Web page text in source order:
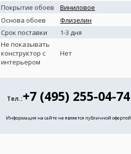
Покрытие обоев
Виниловое
Основа обоев
Флизелин
Срок поставки
1-3 дня
Не показывать
конструктор с
интерьером
Нет
Тел.:+7 (495) 255-04-74
Информация на сайте не является публичной офертой